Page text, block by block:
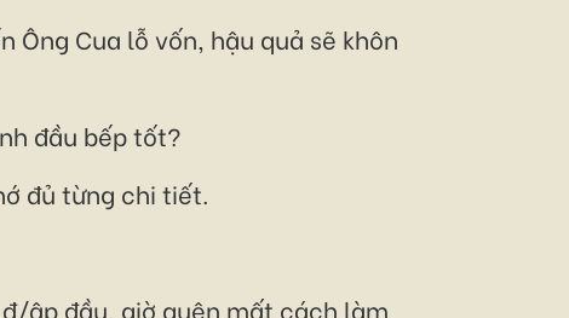
Ông Cua lỗ vốn, hậu quả sẽ khôn
đầu bếp tốt?
đủ từng chi tiết.
ập đầu, giờ quên mất cách làm